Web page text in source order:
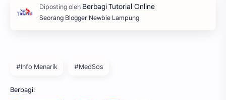
Seorang Blogger Newbie Lampung
#Info Menarik #MedSos